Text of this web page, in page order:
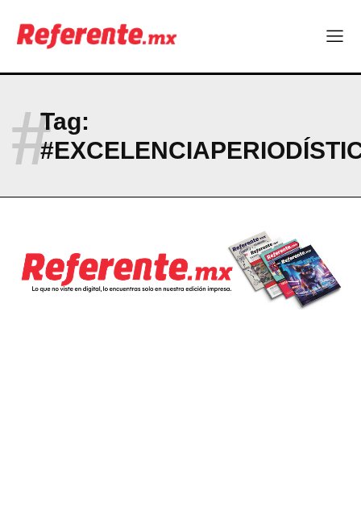
¿Y si el futuro industrial de Chihuahua estuviera en el aire?
partida
Company
CONTACT
NEWSLETTER
Tag:
#